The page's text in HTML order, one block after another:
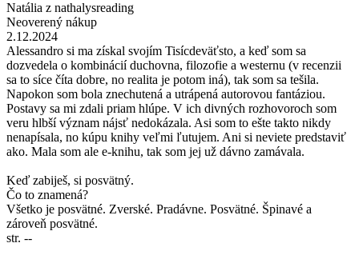
Natália z nathalysreading
Neoverený nákup
2.12.2024
Alessandro si ma získal svojím Tisícdeväťsto, a keď som sa
dozvedela o kombinácií duchovna, filozofie a westernu (v recenzii
sa to síce číta dobre, no realita je potom iná), tak som sa tešila.
Napokon som bola znechutená a utrápená autorovou fantáziou.
Postavy sa mi zdali priam hlúpe. V ich divných rozhovoroch som
veru hlbší význam nájsť nedokázala. Asi som to ešte takto nikdy
nenapísala, no kúpu knihy veľmi ľutujem. Ani si neviete predstaviť
ako. Mala som ale e-knihu, tak som jej už dávno zamávala.
Keď zabiješ, si posvätný.
Čo to znamená?
Všetko je posvätné. Zverské. Pradávne. Posvätné. Špinavé a
zároveň posvätné.
str. --